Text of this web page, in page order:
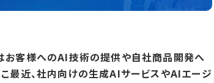
はお客様へのAI技術の提供や自社商品開発へ
最近、社内向けの生成AIサービスやAIエージ